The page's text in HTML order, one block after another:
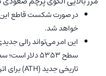
در صورت شکست قاطع این
خواهد شد.
این امر می‌تواند رالی
سطح ۵۳۵۳
تاریخی جدید (ATH) برای اتریوم به شمار می‌آید.